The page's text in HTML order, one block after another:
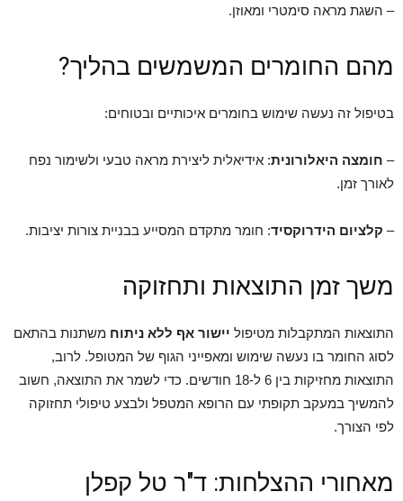
– השגת מראה סימטרי ומאוזן.
מהם החומרים המשמשים בהליך?
בטיפול זה נעשה שימוש בחומרים איכותיים ובטוחים:
– חומצה היאלורונית: אידיאלית ליצירת מראה טבעי ולשימור נפח
לאורך זמן.
– קלציום הידרוקסיד: חומר מתקדם המסייע בבניית צורות יציבות.
משך זמן התוצאות ותחזוקה
התוצאות המתקבלות מטיפול יישור אף ללא ניתוח משתנות בהתאם
לסוג החומר בו נעשה שימוש ומאפייני הגוף של המטופל. לרוב,
התוצאות מחזיקות בין 6 ל-18 חודשים. כדי לשמר את התוצאה, חשוב
להמשיך במעקב תקופתי עם הרופא המטפל ולבצע טיפולי תחזוקה
לפי הצורך.
מאחורי ההצלחות: ד"ר טל קפלן